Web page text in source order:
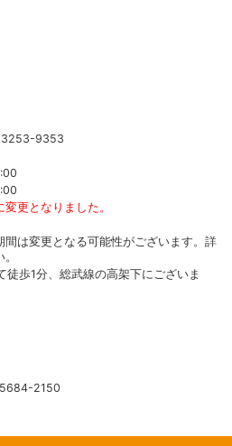
9353
更となりました。
は変更となる可能性がございます。詳
歩1分、総武線の高架下にございま
2150